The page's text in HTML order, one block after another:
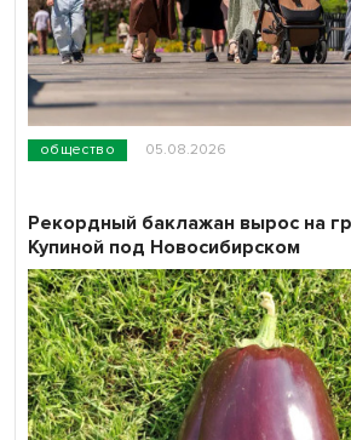
общество 05.08.2026
Рекордный баклажан вырос на
Купиной под Новосибирском